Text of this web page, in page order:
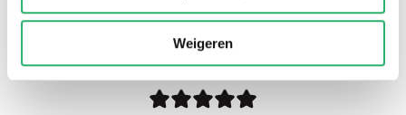
Weigeren
0 |0